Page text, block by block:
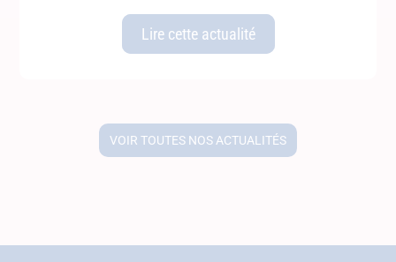
Lire cette actualité
VOIR TOUTES NOS ACTUALITÉS